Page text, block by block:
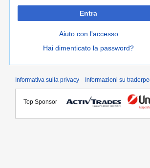
Entra
Aiuto con l'accesso
Hai dimenticato la password?
Informativa sulla privacy Informazioni su
Top Sponsor